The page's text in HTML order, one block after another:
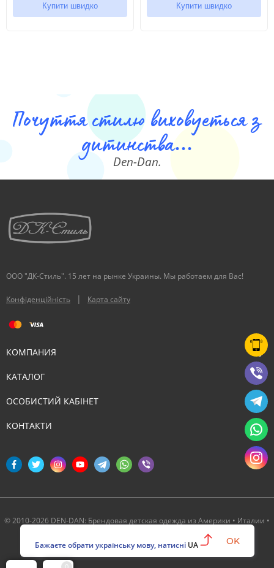
Купити швидко Купити швидко
Почуття стилю виховуеться з
дитинства...
Den-Dan.
ООО "ДК-Стиль". 15 лет на рынке Украины. Мы работаем для Вас!
Конфіденційність | Карта сайту
КОМПАНИЯ
КАТАЛОГ
ОСОБИСТИЙ КАБІНЕТ
КОНТАКТИ
© 2010-2026 DEN-DAN: Брендовая детская одежда из Америки • Италии •
Бажаєте обрати українську мову, натисні UA OK